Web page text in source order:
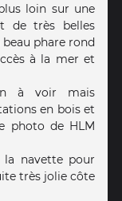
loin sur une
de très belles
phare rond
à la mer et
à voir mais
en bois et
photo de HLM
la navette pour
très jolie côte